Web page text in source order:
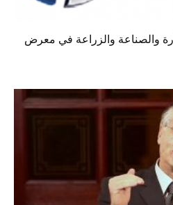
والصناعة والزراعة في معرض